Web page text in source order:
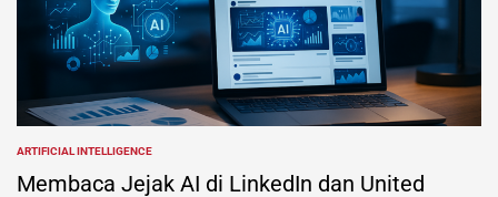
POSTED
IN
ARTIFICIAL INTELLIGENCE
Membaca Jejak AI di LinkedIn dan United